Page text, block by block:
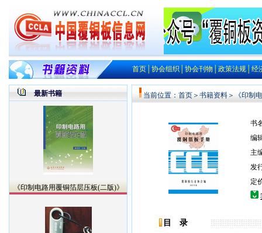
首页│协会组织│协会刊物│政策法规│经
最新书籍
《印制电路用覆铜箔层压板(二版)》
当前位置： 首页 ＞ 书籍资料 ＞《印制
书
编
主
发
定
目 录